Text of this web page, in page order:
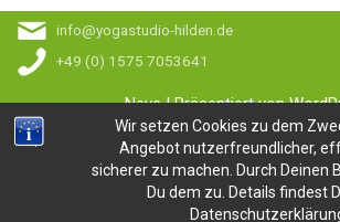
Wir setzen Cookies zu dem
Angebot nutzerfreundlicher,
sicherer zu machen. Durch Deinen
Du dem zu. Details findest
info@yogastudio-hilden.de
+49 (0) 1575 7053641
Neve| Präsentiert von
YogastudioHilden
sabine.westhauser